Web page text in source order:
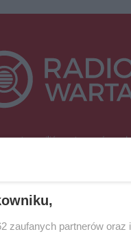
postanowiliśmy stworzyć
Jarocin, Gniezno, Ostrów Wlkp.).
zaufanych partnerów oraz